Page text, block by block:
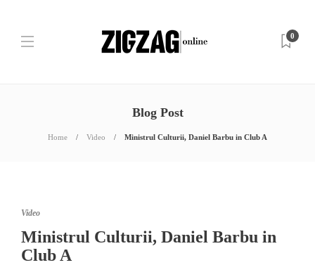
0
Blog Post
Home Video Ministrul Culturii, Daniel Barbu in Club A
Video
Ministrul Culturii, Daniel Barbu in
Club A